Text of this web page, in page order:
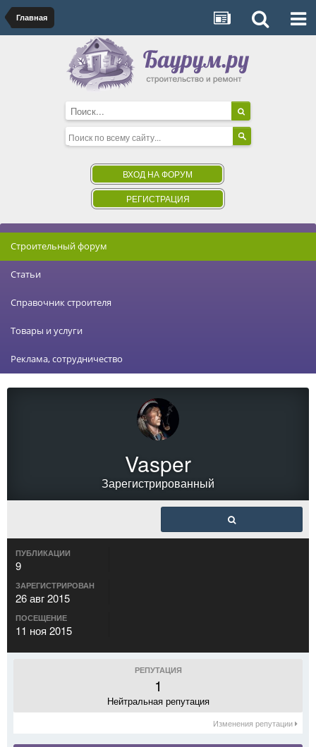
Главная
ВХОД НА ФОРУМ
РЕГИСТРАЦИЯ
Строительный форум
Статьи
Справочник строителя
Товары и услуги
Реклама, сотрудничество
Vasper
Зарегистрированный
ПУБЛИКАЦИИ
9
ЗАРЕГИСТРИРОВАН
26 авг 2015
ПОСЕЩЕНИЕ
11 ноя 2015
РЕПУТАЦИЯ
1
Нейтральная репутация
Изменения репутации